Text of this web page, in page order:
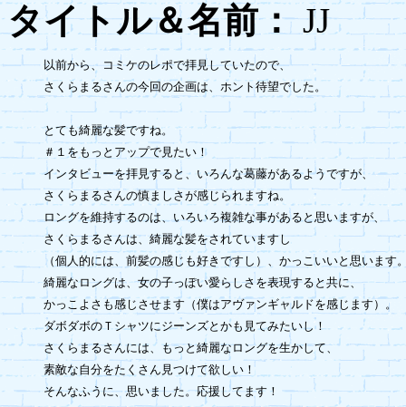
タイトル＆名前：
以前から、コミケのレポで拝見していたので、
さくらまるさんの今回の企画は、ホント待望でした。
とても綺麗な髪ですね。
＃１をもっとアップで見たい！
インタビューを拝見すると、いろんな葛藤があるようですが、
さくらまるさんの慎ましさが感じられますね。
ロングを維持するのは、いろいろ複雑な事があると思いますが、
さくらまるさんは、綺麗な髪をされていますし
（個人的には、前髪の感じも好きですし）、かっこいいと思います
綺麗なロングは、女の子っぽい愛らしさを表現すると共に、
かっこよさも感じさせます（僕はアヴァンギャルドを感じます）。
ダボダボのＴシャツにジーンズとかも見てみたいし！
さくらまるさんには、もっと綺麗なロングを生かして、
素敵な自分をたくさん見つけて欲しい！
そんなふうに、思いました。応援してます！